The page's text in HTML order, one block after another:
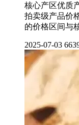
核心产区优质
拍卖级产品价
的价格区间与
2025-07-03